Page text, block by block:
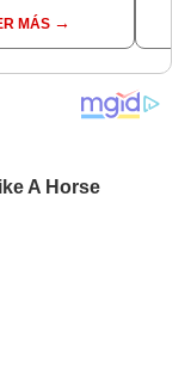
por
César
MÁS
de